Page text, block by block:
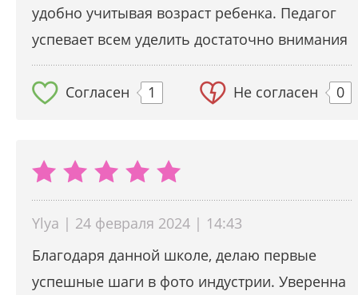
удобно учитывая возраст ребенка. Педагог
успевает всем уделить достаточно внимания
Согласен 1 Не согласен 0
Ylya | 24 февраля 2024 | 14:43
Благодаря данной школе, делаю первые
успешные шаги в фото индустрии. Уверенна